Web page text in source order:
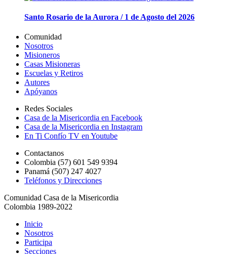
Santo Rosario de la Aurora / 1 de Agosto del 2026
Comunidad
Nosotros
Misioneros
Casas Misioneras
Escuelas y Retiros
Autores
Apóyanos
Redes Sociales
Casa de la Misericordia en Facebook
Casa de la Misericordia en Instagram
En Ti Confío TV en Youtube
Contactanos
Colombia (57) 601 549 9394
Panamá (507) 247 4027
Teléfonos y Direcciones
Comunidad Casa de la Misericordia
Colombia 1989-2022
Inicio
Nosotros
Participa
Secciones